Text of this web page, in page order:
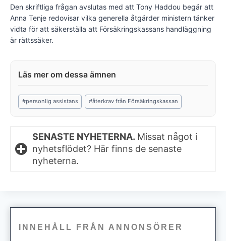
Den skriftliga frågan avslutas med att Tony Haddou begär att
Anna Tenje redovisar vilka generella åtgärder ministern tänker
vidta för att säkerställa att Försäkringskassans handläggning
är rättssäker.
Post
Tags:
#personlig assistans #återkrav från Försäkringskassan
SENASTE NYHETERNA. Missat något i
nyhetsflödet? Här finns de senaste
nyheterna.
INNEHÅLL FRÅN ANNONSÖRER